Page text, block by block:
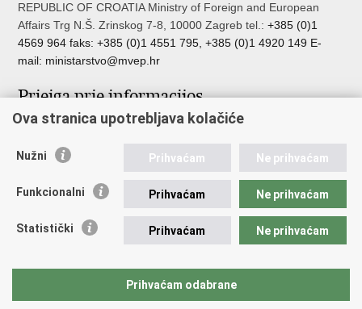
REPUBLIC OF CROATIA Ministry of Foreign and European
Affairs Trg N.Š. Zrinskog 7-8, 10000 Zagreb tel.:+385 (0)1
4569 964 faks: +385 (0)1 4551 795, +385 (0)1 4920 149 E-
mail: ministarstvo@mvep.hr
Prieiga prie informacijos
Pristup informacijama
Nepravilnosti
Javna nabava u MVEP-u
Nadzor rada i unutarnja revizija službe vanjskih poslova
Ova stranica upotrebljava kolačiće
Nužni Prihvaćam Ne prihvaćam
Funkcionalni Prihvaćam Ne prihvaćam
Statistički Prihvaćam Ne prihvaćam
Prihvaćam odabrane